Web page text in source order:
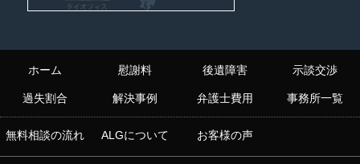
ホーム 慰謝料 後遺障害 示談交渉
過失割合 解決事例 弁護士費用 事務所一覧
無料相談の流れ ALGについて お客様の声